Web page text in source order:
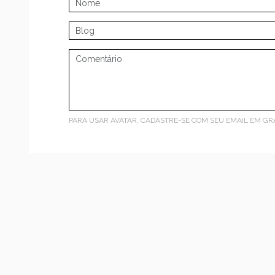
PARA USAR AVATAR, CADASTRE-SE COM SEU EMAIL EM